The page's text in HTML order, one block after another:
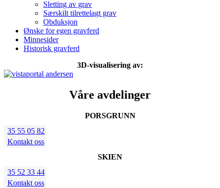
Sletting av grav
Særskilt tilrettelagt grav
Obduksjon
Ønske for egen gravferd
Minnesider
Historisk gravferd
3D-visualisering av:
Våre avdelinger
PORSGRUNN
35 55 05 82
Kontakt oss
SKIEN
35 52 33 44
Kontakt oss